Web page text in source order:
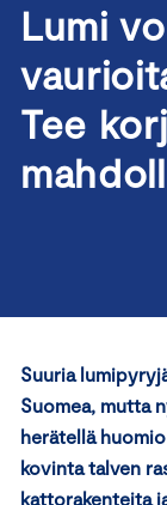
Lumi
Tee
Suuria
Suomea, mutta
herätellä
kovinta talven
kattorakenteita